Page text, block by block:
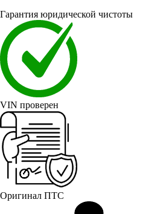
Гарантия юридической чистоты
VIN проверен
Оригинал ПТС